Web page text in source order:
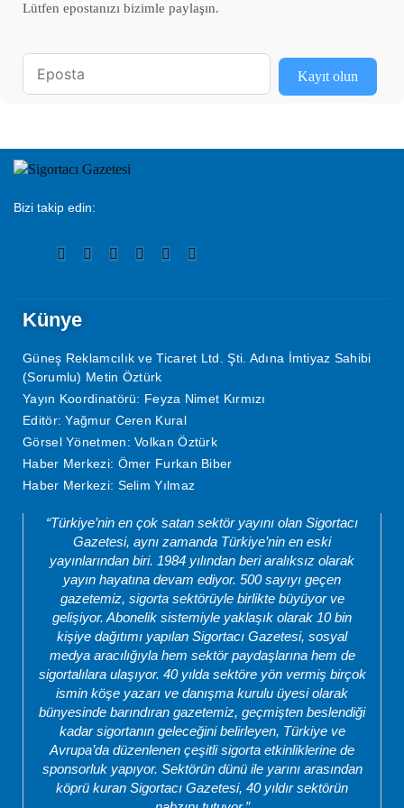
Lütfen epostanızı bizimle paylaşın.
Kayıt olun
Bizi takip edin:
Künye
Güneş Reklamcılık ve Ticaret Ltd. Şti. Adına İmtiyaz Sahibi
(Sorumlu) Metin Öztürk
Yayın Koordinatörü: Feyza Nimet Kırmızı
Editör: Yağmur Ceren Kural
Görsel Yönetmen: Volkan Öztürk
Haber Merkezi: Ömer Furkan Biber
Haber Merkezi: Selim Yılmaz
“Türkiye’nin en çok satan sektör yayını olan Sigortacı
Gazetesi, aynı zamanda Türkiye’nin en eski
yayınlarından biri. 1984 yılından beri aralıksız olarak
yayın hayatına devam ediyor. 500 sayıyı geçen
gazetemiz, sigorta sektörüyle birlikte büyüyor ve
gelişiyor. Abonelik sistemiyle yaklaşık olarak 10 bin
kişiye dağıtımı yapılan Sigortacı Gazetesi, sosyal
medya aracılığıyla hem sektör paydaşlarına hem de
sigortalılara ulaşıyor. 40 yılda sektöre yön vermiş birçok
ismin köşe yazarı ve danışma kurulu üyesi olarak
bünyesinde barındıran gazetemiz, geçmişten beslendiği
kadar sigortanın geleceğini belirleyen, Türkiye ve
Avrupa’da düzenlenen çeşitli sigorta etkinliklerine de
sponsorluk yapıyor. Sektörün dünü ile yarını arasından
köprü kuran Sigortacı Gazetesi, 40 yıldır sektörün